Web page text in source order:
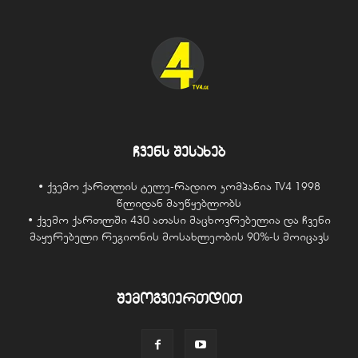
ჩვენს შესახებ
• ქვემო ქართლის ტელე-რადიო კომპანია TV4 1998
წლიდან მაუწყებლობს
• ქვემო ქართლში 430 ათასი მაცხოვრებელია და ჩვენი
მაყურებელი რეგიონის მოსახლეობის 90%-ს მოიცავს
შემოგვიერთდით